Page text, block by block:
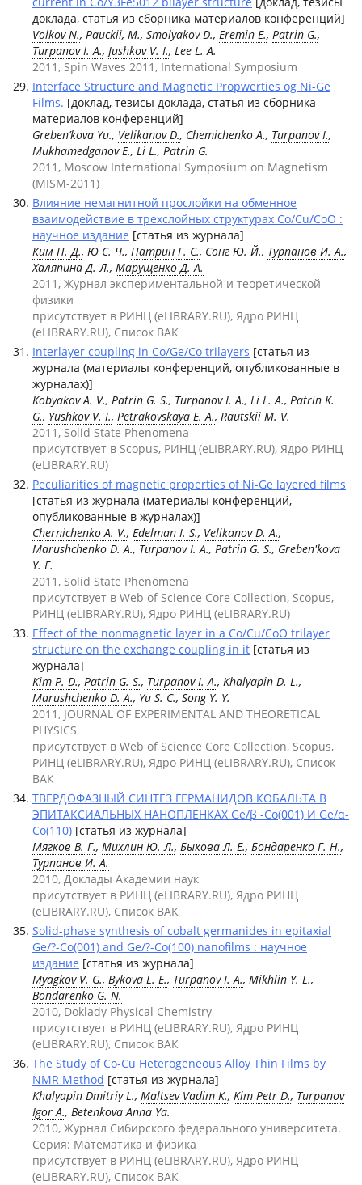
доклада, статья из сборника материалов конференций]
Volkov N., Pauckii, M., Smolyakov D., Eremin E., Patrin G.,
Turpanov I. A., Jushkov V. I., Lee L. A.
2011, Spin Waves 2011, International Symposium
Interface Structure and Magnetic Propwerties og Ni-Ge
Films. [доклад, тезисы доклада, статья из сборника
материалов конференций]
Greben’kova Yu., Velikanov D., Chemichenko A., Turpanov I.,
Mukhamedganov E., Li L., Patrin G.
2011, Moscow International Symposium on Magnetism
(MISM-2011)
Bлияние немагнитной прослойки на обменное
взаимодействие в трехслойных структурах Co/Cu/CoO :
научное издание [статья из журнала]
Ким П. Д., Ю С. Ч., Патрин Г. С., Сонг Ю. Й., Турпанов И. А.,
Халяпинa Д. Л., Марущенко Д. А.
2011, Журнал экспериментальной и теоретической
физики
присутствует в РИНЦ (eLIBRARY.RU), Ядро РИНЦ
(eLIBRARY.RU), Список ВАК
Interlayer coupling in Co/Ge/Co trilayers [статья из
журнала (материалы конференций, опубликованные в
журналах)]
Kobyakov A. V., Patrin G. S., Turpanov I. A., Li L. A., Patrin K.
G., Yushkov V. I., Petrakovskaya E. A., Rautskii M. V.
2011, Solid State Phenomena
присутствует в Scopus, РИНЦ (eLIBRARY.RU), Ядро РИНЦ
(eLIBRARY.RU)
Peculiarities of magnetic properties of Ni-Ge layered films
[статья из журнала (материалы конференций,
опубликованные в журналах)]
Chernichenko A. V., Edelman I. S., Velikanov D. A.,
Marushchenko D. A., Turpanov I. A., Patrin G. S., Greben'kova
Y. E.
2011, Solid State Phenomena
присутствует в Web of Science Core Collection, Scopus,
РИНЦ (eLIBRARY.RU), Ядро РИНЦ (eLIBRARY.RU)
Effect of the nonmagnetic layer in a Co/Cu/CoO trilayer
structure on the exchange coupling in it [статья из
журнала]
Kim P. D., Patrin G. S., Turpanov I. A., Khalyapin D. L.,
Marushchenko D. A., Yu S. C., Song Y. Y.
2011, JOURNAL OF EXPERIMENTAL AND THEORETICAL
PHYSICS
присутствует в Web of Science Core Collection, Scopus,
РИНЦ (eLIBRARY.RU), Ядро РИНЦ (eLIBRARY.RU), Список
ВАК
ТВЕРДОФАЗНЫЙ СИНТЕЗ ГЕРМАНИДОВ КОБАЛЬТА В
ЭПИТАКСИАЛЬНЫХ НАНОПЛЕНКАХ Ge/β -Co(001) И Ge/α-
Co(110) [статья из журнала]
Мягков В. Г., Михлин Ю. Л., Быкова Л. Е., Бондаренко Г. Н.,
Турпанов И. А.
2010, Доклады Академии наук
присутствует в РИНЦ (eLIBRARY.RU), Ядро РИНЦ
(eLIBRARY.RU), Список ВАК
Solid-phase synthesis of cobalt germanides in epitaxial
Ge/?-Co(001) and Ge/?-Co(100) nanofilms : научное
издание [статья из журнала]
Myagkov V. G., Bykova L. E., Turpanov I. A., Mikhlin Y. L.,
Bondarenko G. N.
2010, Doklady Physical Chemistry
присутствует в РИНЦ (eLIBRARY.RU), Ядро РИНЦ
(eLIBRARY.RU), Список ВАК
The Study of Co-Cu Heterogeneous Alloy Thin Films by
NMR Method [статья из журнала]
Khalyapin Dmitriy L., Maltsev Vadim K., Kim Petr D., Turpanov
Igor A., Betenkova Anna Ya.
2010, Журнал Сибирского федерального университета.
Серия: Математика и физика
присутствует в РИНЦ (eLIBRARY.RU), Ядро РИНЦ
(eLIBRARY.RU), Список ВАК